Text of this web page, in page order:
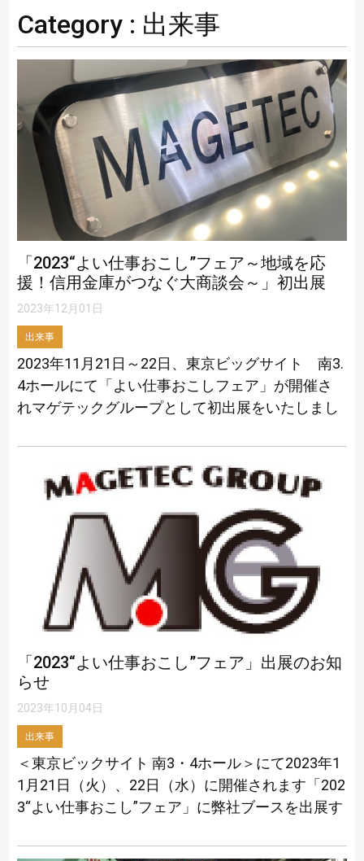
Category : 出来事
「2023“よい仕事おこし”フェア～地域を応
援！信用金庫がつなぐ大商談会～」初出展
2023年12月01日
出来事
2023年11月21日～22日、東京ビッグサイト 南3.
4ホールにて「よい仕事おこしフェア」が開催さ
れマゲテックグループとして初出展をいたしまし
ありますが、「ブース」から作る […]
「2023“よい仕事おこし”フェア」出展のお知
らせ
2023年10月04日
出来事
＜東京ビックサイト 南3・4ホール＞にて2023年1
1月21日（火）、22日（水）に開催されます「202
3“よい仕事おこし”フェア」に弊社ブースを出展す
談会に出展することは初 […]